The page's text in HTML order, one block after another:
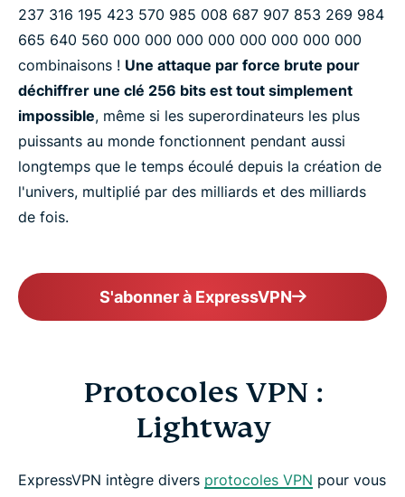
237 ​316 ​195 ​423 ​570 ​985 ​008 ​687 ​907 ​853 ​269 ​984
​665 ​640 ​560 ​000 ​000 ​000 ​000 ​000 ​000 ​000 ​000
combinaisons ! Une attaque par force brute pour
déchiffrer une clé 256 bits est tout simplement
impossible, même si les superordinateurs les plus
puissants au monde fonctionnent pendant aussi
longtemps que le temps écoulé depuis la création de
l'univers, multiplié par des milliards et des milliards
de fois.
S'abonner à ExpressVPN
Protocoles VPN :
Lightway
ExpressVPN intègre divers protocoles VPN pour vous